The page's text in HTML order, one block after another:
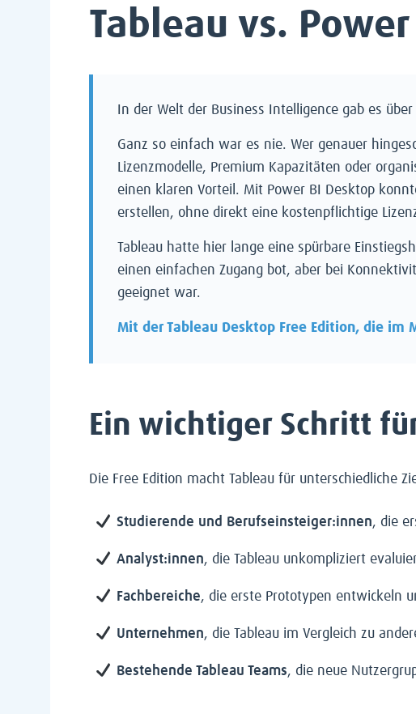
Tableau vs. Power
In der Welt der Business Intelligence gab es
Ganz so einfach war es nie. Wer genauer
Lizenzmodelle, Premium Kapazitäten oder
einen klaren Vorteil. Mit Power BI Desktop
erstellen, ohne direkt eine kostenpflichtige
Tableau hatte hier lange eine spürbare
einen einfachen Zugang bot, aber bei
geeignet war.
Mit der Tableau Desktop Free Edition, die
Ein wichtiger Schritt
Die Free Edition macht Tableau für unterschiedliche
Studierende und Berufseinsteiger:innen, die
Analyst:innen, die Tableau unkompliziert
Fachbereiche, die erste Prototypen entwickeln
Unternehmen, die Tableau im Vergleich zu
Bestehende Tableau Teams, die neue